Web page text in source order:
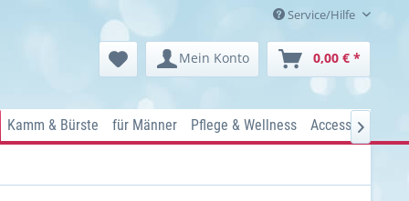
Service/Hilfe
Mein Konto 0,00 € *
Kamm & Bürste für Männer Pflege & Wellness Accessoires
